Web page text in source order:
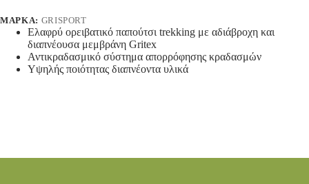
ΜΆΡΚΑ: GRISPORT
Ελαφρύ ορειβατικό παπούτσι trekking με αδιάβροχη και
διαπνέουσα μεμβράνη Gritex
Αντικραδασμικό σύστημα απορρόφησης κραδασμών
Υψηλής ποιότητας διαπνέοντα υλικά